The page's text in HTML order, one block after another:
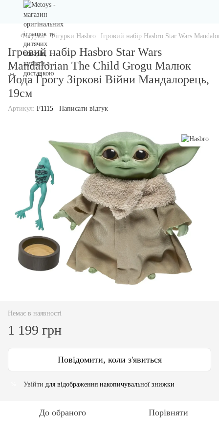
Фігурки Фігурки Hasbro Ігровий набір Hasbro Star Wars
Ігровий набір Hasbro Star Wars
Mandalorian The Child Grogu Малюк
Йода Грогу Зіркові Війни Мандалорець,
19см
Артикул: F1115 Написати відгук
Немає в наявності
1 199 грн
Повідомити, коли з'явиться
Увійти для відображення накопичувальної знижки
До обраного Порівняти